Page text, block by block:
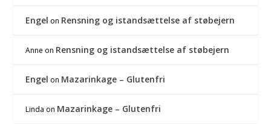
Engel on Rensning og istandsættelse af støbejern
Anne on Rensning og istandsættelse af støbejern
Engel on Mazarinkage – Glutenfri
Linda on Mazarinkage – Glutenfri